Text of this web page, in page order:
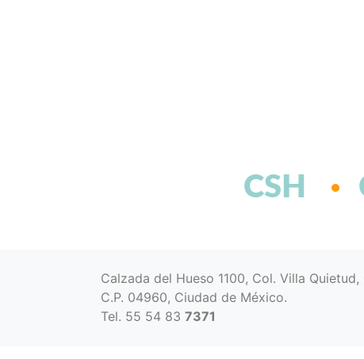
CSH
Calzada del Hueso 1100, Col. Villa Quietud,
C.P. 04960, Ciudad de México.
Tel. 55 54 83 7371